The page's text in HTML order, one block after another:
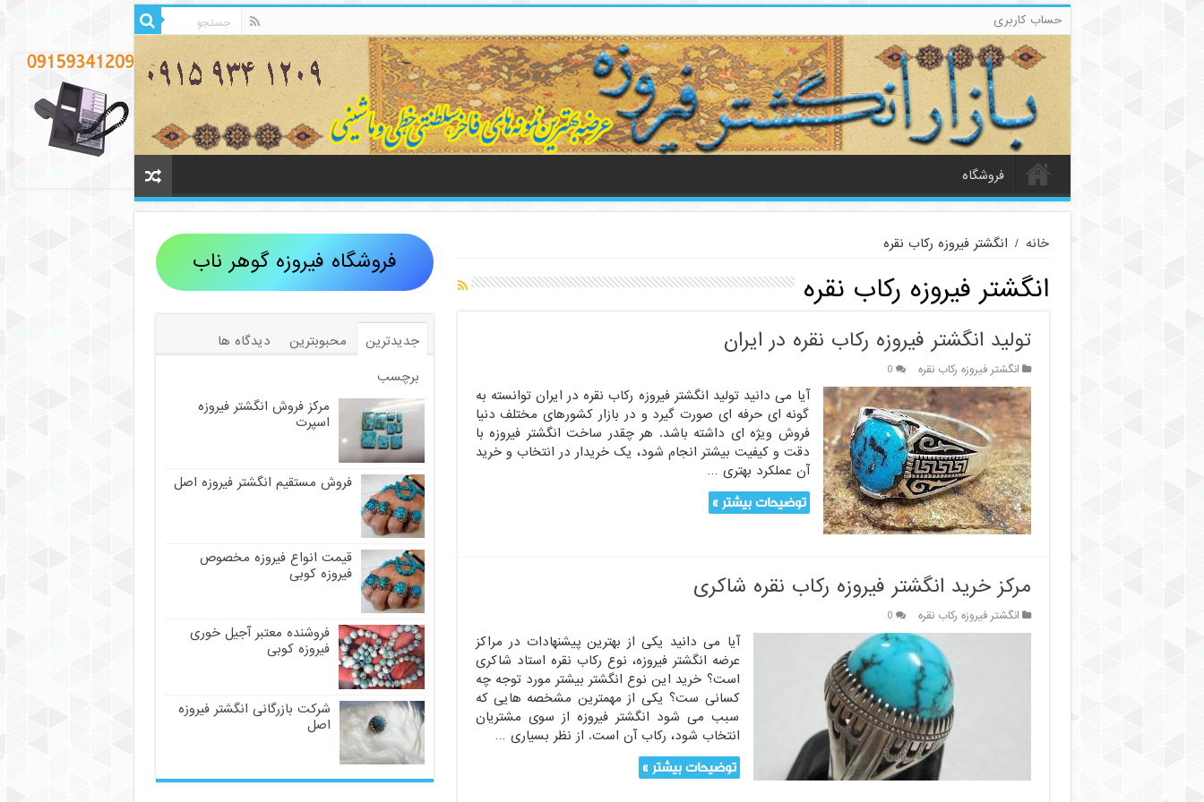
حساب کاربری
فروشگاه
خانه / انگشتر فیروزه رکاب نقره
انگشتر فیروزه رکاب نقره
تولید انگشتر فیروزه رکاب نقره در ایران
انگشتر فیروزه رکاب نقره 0
آیا می دانید تولید انگشتر فیروزه رکاب نقره در ایران توانسته به
گونه ای حرفه ای صورت گیرد و در بازار کشورهای مختلف دنیا
فروش ویژه ای داشته باشد. هر چقدر ساخت انگشتر فیروزه با
دقت و کیفیت بیشتر انجام شود، یک خریدار در انتخاب و خرید
آن عملکرد بهتری …
توضیحات بیشتر »
مرکز خرید انگشتر فیروزه رکاب نقره شاکری
انگشتر فیروزه رکاب نقره 0
آیا می دانید یکی از بهترین پیشنهادات در مراکز
عرضه انگشتر فیروزه، نوع رکاب نقره استاد شاکری
است؟ خرید این نوع انگشتر بیشتر مورد توجه چه
کسانی ست؟ یکی از مهمترین مشخصه هایی که
سبب می شود انگشتر فیروزه از سوی مشتریان
انتخاب شود، رکاب آن است. از نظر بسیاری …
توضیحات بیشتر »
فروشگاه فیروزه گوهر ناب
جدیدترین محبوبترین
دیدگاه ها
برچسب
مرکز فروش انگشتر فیروزه
اسپرت
فروش مستقیم انگشتر فیروزه اصل
قیمت انواع فیروزه مخصوص
فیروزه کوبی
فروشنده معتبر آجیل خوری
فیروزه کوبی
شرکت بازرگانی انگشتر فیروزه
اصل